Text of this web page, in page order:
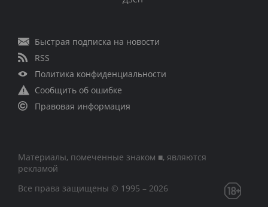
Быстрая подписка на новости
RSS
Политика конфиденциальности
Сообщить об ошибке
Правовая информация
Материалы, помеченные знаком ■, являются
рекламой
Все права защищены © 1995 – 2026